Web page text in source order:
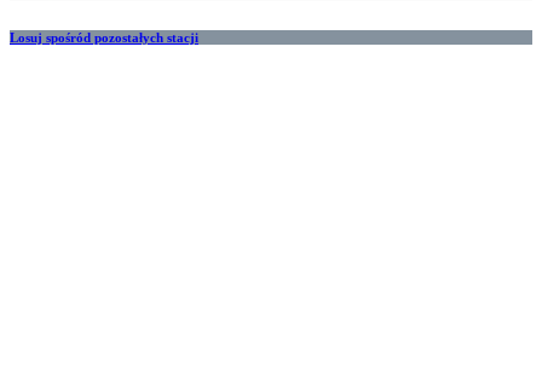
Losuj spośród pozostałych stacji